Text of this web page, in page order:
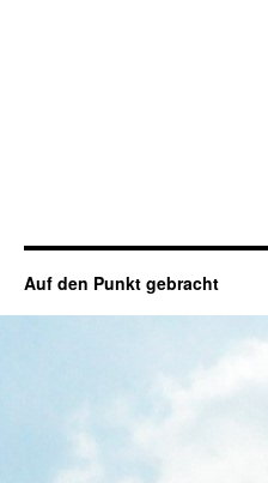
Auf den Punkt gebracht